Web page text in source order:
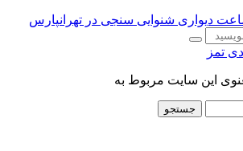
دیواری شنوایی سنجی در تهرانپارس
دی تمز
این سایت مربوط به
جستجو